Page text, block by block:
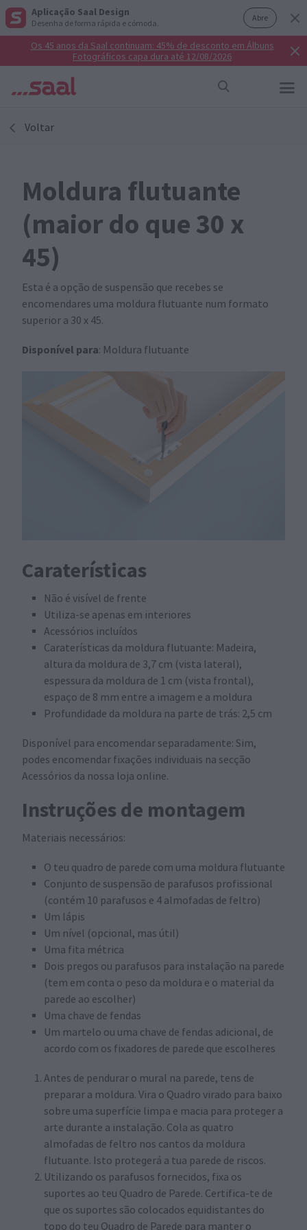
Aplicação Saal Design
Desenha de forma rápida e cómoda. Abre
Os 45 anos da Saal continuam: 45% de desconto em Álbuns
Fotográficos capa dura até 12/08/2026
Voltar
Moldura flutuante
(maior do que 30 x
45)
Esta é a opção de suspensão que recebes se
encomendares uma moldura flutuante num formato
superior a 30 x 45.
Disponível para: Moldura flutuante
Caraterísticas
Não é visível de frente
Utiliza-se apenas em interiores
Acessórios incluídos
Caraterísticas da moldura flutuante: Madeira,
altura da moldura de 3,7 cm (vista lateral),
espessura da moldura de 1 cm (vista frontal),
espaço de 8 mm entre a imagem e a moldura
Profundidade da moldura na parte de trás: 2,5 cm
Disponível para encomendar separadamente: Sim,
podes encomendar fixações individuais na secção
Acessórios da nossa loja online.
Instruções de montagem
Materiais necessários:
O teu quadro de parede com uma moldura flutuante
Conjunto de suspensão de parafusos profissional
(contém 10 parafusos e 4 almofadas de feltro)
Um lápis
Um nível (opcional, mas útil)
Uma fita métrica
Dois pregos ou parafusos para instalação na parede
(tem em conta o peso da moldura e o material da
parede ao escolher)
Uma chave de fendas
Um martelo ou uma chave de fendas adicional, de
acordo com os fixadores de parede que escolheres
Antes de pendurar o mural na parede, tens de
preparar a moldura. Vira o Quadro virado para baixo
sobre uma superfície limpa e macia para proteger a
arte durante a instalação. Cola as quatro
almofadas de feltro nos cantos da moldura
flutuante. Isto protegerá a tua parede de riscos.
Utilizando os parafusos fornecidos, fixa os
suportes ao teu Quadro de Parede. Certifica-te de
que os suportes são colocados equidistantes do
topo do teu Quadro de Parede para manter o